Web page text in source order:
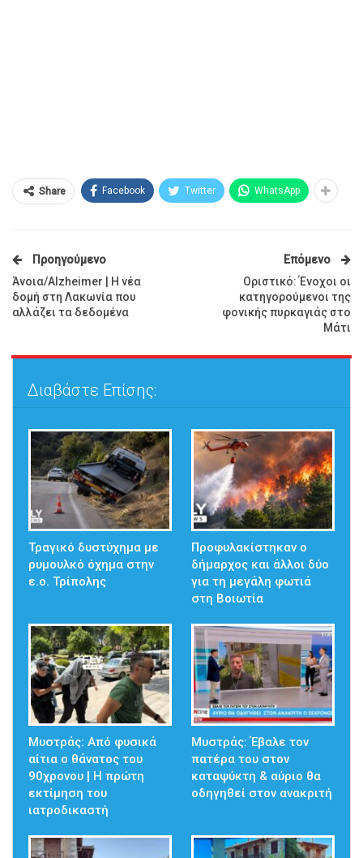
Share Facebook Twitter WhatsApp
Προηγούμενο
Άνοια/Alzheimer | Η νέα
δομή στη Λακωνία που
αλλάζει τα δεδομένα
Επόμενο
Οριστικό: Ένοχοι οι
κατηγορούμενοι της
φονικής πυρκαγιάς στο
Μάτι
Διαβάστε Επίσης:
Τραγικό δυστύχημα με
ρυμουλκό όχημα στην
ε.ο. Τρίπολης
Προφυλακίστηκαν ο
δήμαρχος και άλλοι δύο
για τη μεγάλη φωτιά
στη Βοιωτία
Μυστράς: Από φυσικά
αίτια ο θάνατος του
90χρονου | Η πρώτη
εκτίμηση του
ιατροδικαστή
Μυστράς: Έβαλε τον
πατέρα του στον
καταψύκτη & αύριο θα
οδηγηθεί στον ανακριτή